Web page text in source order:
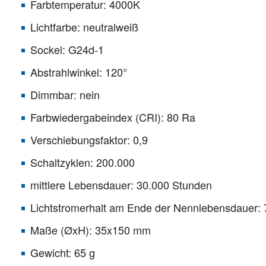
Farbtemperatur: 4000K
Lichtfarbe: neutralweiß
Sockel: G24d-1
Abstrahlwinkel: 120°
Dimmbar: nein
Farbwiedergabeindex (CRI): 80 Ra
Verschiebungsfaktor: 0,9
Schaltzyklen: 200.000
mittlere Lebensdauer: 30.000 Stunden
Lichtstromerhalt am Ende der Nennlebensdauer:
Maße (ØxH): 35x150 mm
Gewicht: 65 g